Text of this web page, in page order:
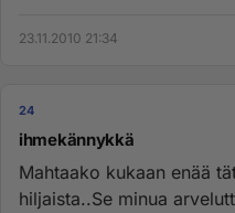
23.11.2010 21:34
24
ihmekännykkä
Mahtaako kukaan enää
hiljaista..Se minua